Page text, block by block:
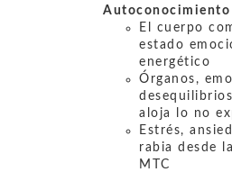
Autoconocimiento
El cuerpo
estado
energético
Órganos,
aloja lo no
Estrés,
rabia desde
MTC